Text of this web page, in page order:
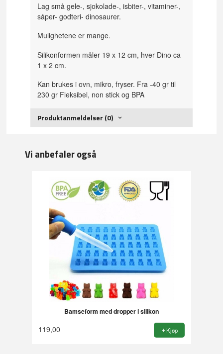
Lag små gele-, sjokolade-, isbiter-, vitaminer-,
såper- godteri- dinosaurer.
Mulighetene er mange.
Silikonformen måler 19 x 12 cm, hver Dino ca
1 x 2 cm.
Kan brukes i ovn, mikro, fryser. Fra -40 gr til
230 gr Fleksibel, non stick og BPA
Produktanmeldelser (0)
Vi anbefaler også
Bamseform med dropper i silikon
119,00 Kjøp